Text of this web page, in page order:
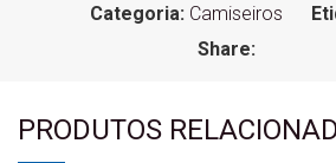
Categoria: Camiseiros
Share:
PRODUTOS